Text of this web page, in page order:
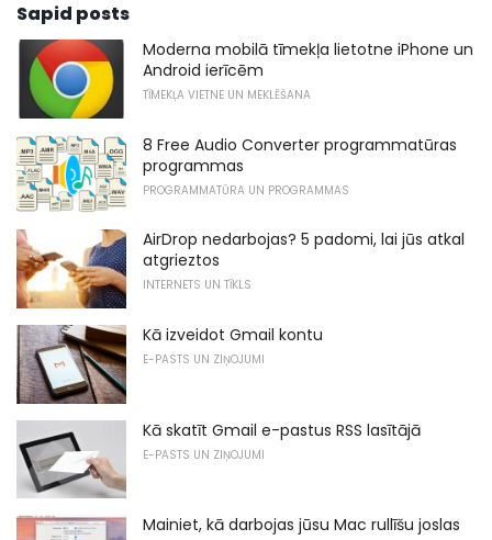
Sapid posts
Moderna mobilā tīmekļa lietotne iPhone un
Android ierīcēm
TĪMEKĻA VIETNE UN MEKLĒŠANA
8 Free Audio Converter programmatūras
programmas
PROGRAMMATŪRA UN PROGRAMMAS
AirDrop nedarbojas? 5 padomi, lai jūs atkal
atgrieztos
INTERNETS UN TĪKLS
Kā izveidot Gmail kontu
E-PASTS UN ZIŅOJUMI
Kā skatīt Gmail e-pastus RSS lasītājā
E-PASTS UN ZIŅOJUMI
Mainiet, kā darbojas jūsu Mac rullīšu joslas